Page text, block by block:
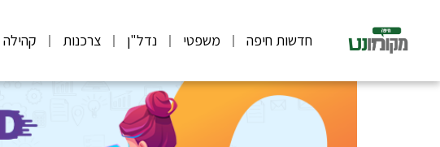
חדשות חיפה משפטי נדל"ן צרכנות קהילה